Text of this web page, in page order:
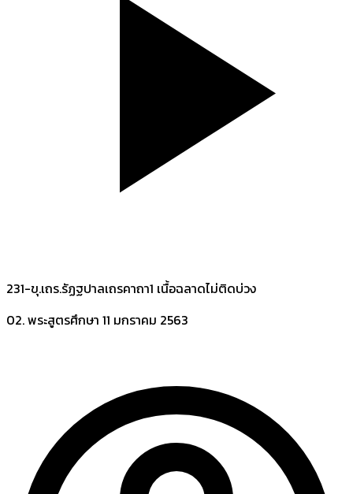
231-ขุ.เถร.รัฏฐปาลเถรคาถา1 เนื้อฉลาดไม่ติดบ่วง
02. พระสูตรศึกษา 11 มกราคม 2563